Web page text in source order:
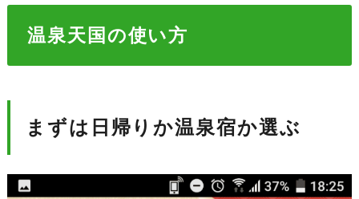
温泉天国の使い方
まずは日帰りか温泉宿か選ぶ